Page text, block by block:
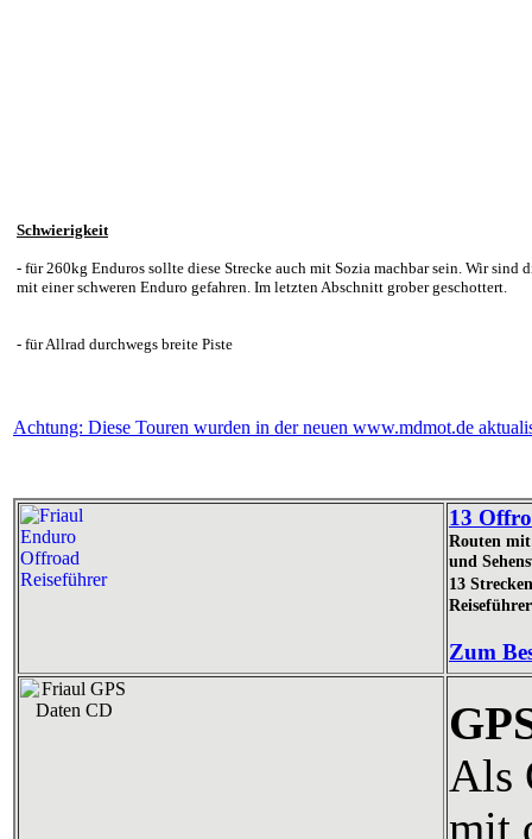
Schwierigkeit
- für 260kg Enduros sollte diese Strecke auch mit Sozia machbar sein. Wir sind
mit einer schweren Enduro gefahren. Im letzten Abschnitt grober geschottert.
- für Allrad durchwegs breite Piste
Achtung: Diese Touren wurden in der neuen www.mdmot.de
13
Routen
und
13
Zum
Als
mit